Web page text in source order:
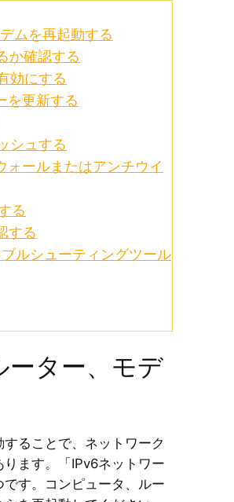
ムを再起動する
か確認する
効にする
を更新する
シュする
ールまたはアンチウイ
る
する
ルシューティングツール
ーター、モデ
ることで、ネットワーク
ます。「IPv6ネットワー
す。コンピュータ、ルー